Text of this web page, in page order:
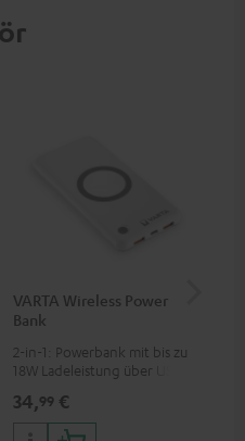
VARTA Wireless Power
Bank
2-in-1: Powerbank mit bis zu
18W Ladeleistung über USB
bis zu 10W Ladestrom
34,99 €